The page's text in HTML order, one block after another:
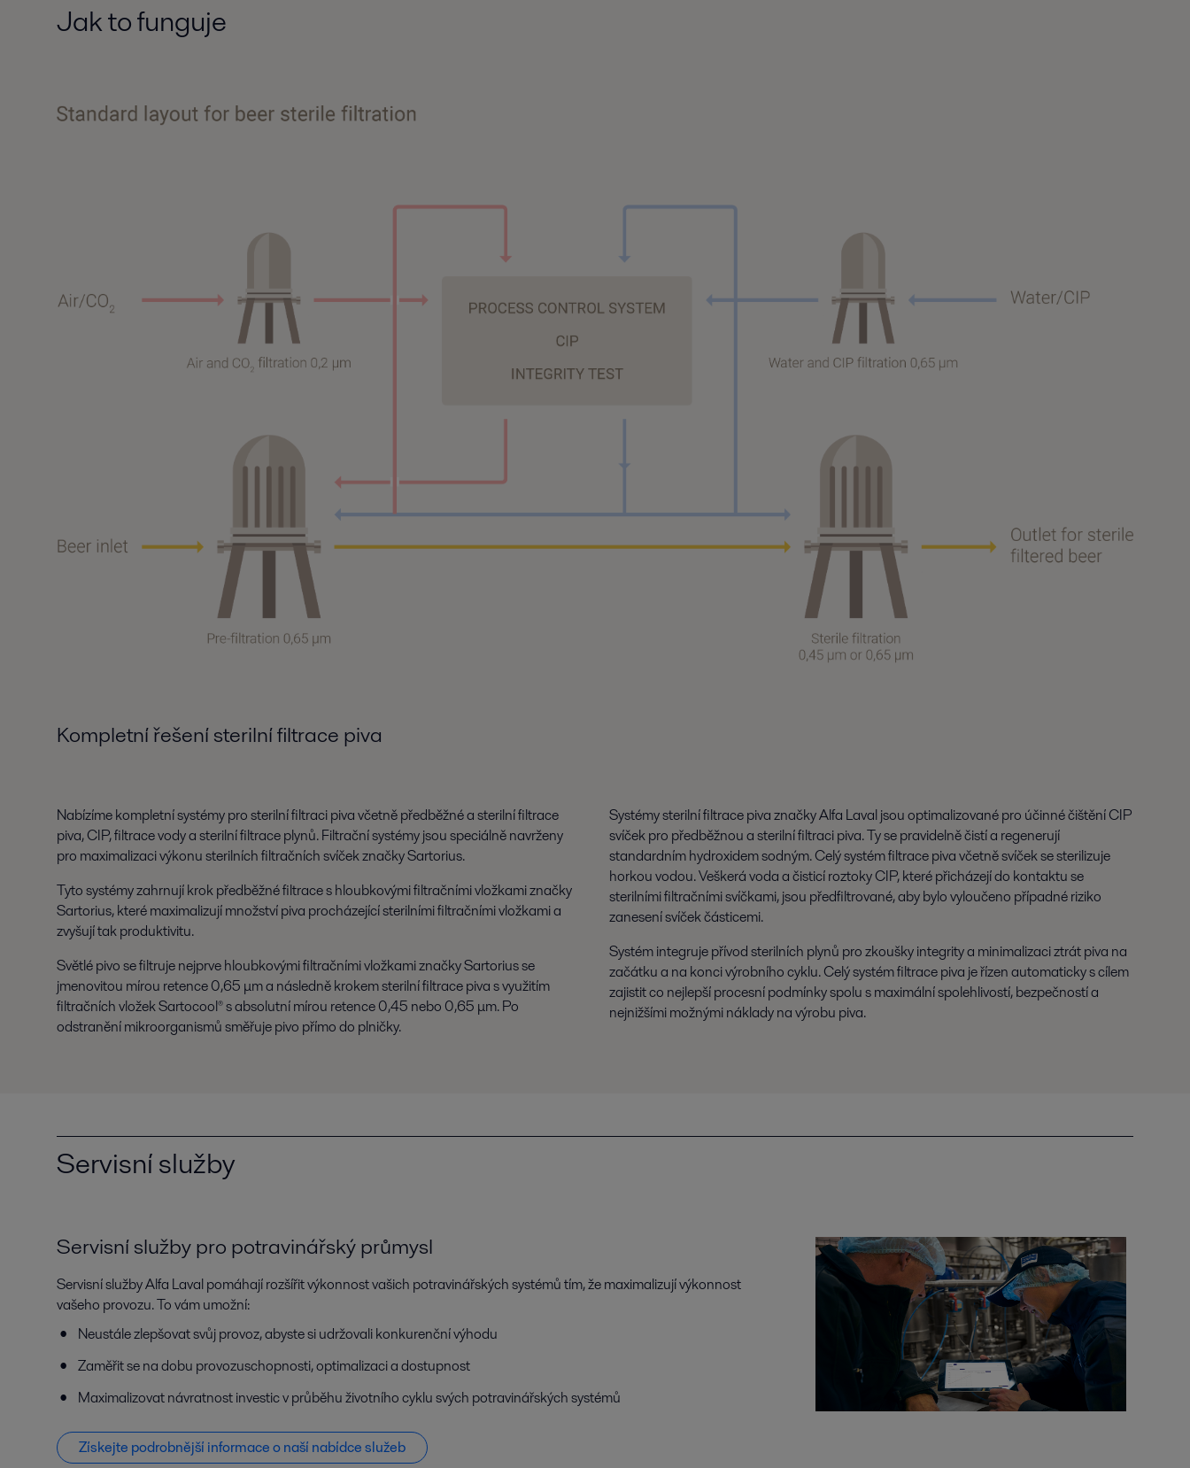
Jak to funguje
Kompletní řešení sterilní filtrace piva
Nabízíme kompletní systémy pro sterilní filtraci piva včetně předběžné a sterilní filtrace
piva, CIP, filtrace vody a sterilní filtrace plynů. Filtrační systémy jsou speciálně navrženy
pro maximalizaci výkonu sterilních filtračních svíček značky Sartorius.
Tyto systémy zahrnují krok předběžné filtrace s hloubkovými filtračními vložkami značky
Sartorius, které maximalizují množství piva procházející sterilními filtračními vložkami a
zvyšují tak produktivitu.
Světlé pivo se filtruje nejprve hloubkovými filtračními vložkami značky Sartorius se
jmenovitou mírou retence 0,65 μm a následně krokem sterilní filtrace piva s využitím
filtračních vložek Sartocool® s absolutní mírou retence 0,45 nebo 0,65 μm. Po
odstranění mikroorganismů směřuje pivo přímo do plničky.
Systémy sterilní filtrace piva značky Alfa Laval jsou optimalizované pro účinné čištění CIP
svíček pro předběžnou a sterilní filtraci piva. Ty se pravidelně čistí a regenerují
standardním hydroxidem sodným. Celý systém filtrace piva včetně svíček se sterilizuje
horkou vodou. Veškerá voda a čisticí roztoky CIP, které přicházejí do kontaktu se
sterilními filtračními svíčkami, jsou předfiltrované, aby bylo vyloučeno případné riziko
zanesení svíček částicemi.
Systém integruje přívod sterilních plynů pro zkoušky integrity a minimalizaci ztrát piva na
začátku a na konci výrobního cyklu. Celý systém filtrace piva je řízen automaticky s cílem
zajistit co nejlepší procesní podmínky spolu s maximální spolehlivostí, bezpečností a
nejnižšími možnými náklady na výrobu piva.
Servisní služby
Servisní služby pro potravinářský průmysl
Servisní služby Alfa Laval pomáhají rozšířit výkonnost vašich potravinářských systémů tím, že maximalizují výkonnost
vašeho provozu. To vám umožní:
Neustále zlepšovat svůj provoz, abyste si udržovali konkurenční výhodu
Zaměřit se na dobu provozuschopnosti, optimalizaci a dostupnost
Maximalizovat návratnost investic v průběhu životního cyklu svých potravinářských systémů
Získejte podrobnější informace o naší nabídce služeb